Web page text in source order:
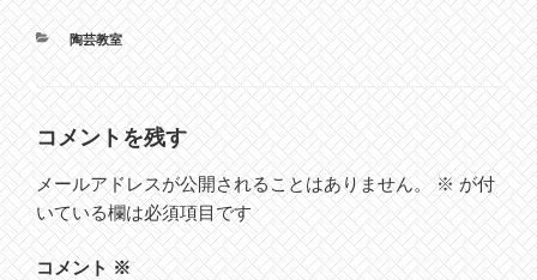
カ
テ
ゴ
リ
ー
陶芸教室
コメントを残す
メールアドレスが公開されることはありません。 ※が付
いている欄は必須項目です
コメント※